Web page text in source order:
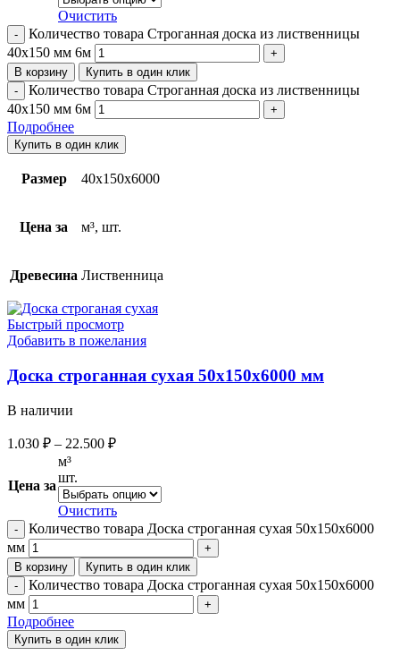
Очистить
Количество товара Строганная доска из лиственницы
40х150 мм 6м
В корзину Купить в один клик
Количество товара Строганная доска из лиственницы
40х150 мм 6м
Подробнее
Купить в один клик
Размер 40х150х6000
Цена за м³, шт.
Древесина Лиственница
Быстрый просмотр
Добавить в пожелания
Доска строганная сухая 50х150х6000 мм
В наличии
1.030 ₽ – 22.500 ₽
Цена за
м³
шт.
Очистить
Количество товара Доска строганная сухая 50х150х6000
мм
В корзину Купить в один клик
Количество товара Доска строганная сухая 50х150х6000
мм
Подробнее
Купить в один клик